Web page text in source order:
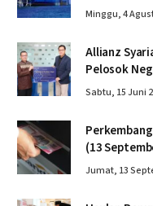
Minggu, 4
Allianz
Pelosok
Sabtu, 15 Juni
(13
Jumat, 13